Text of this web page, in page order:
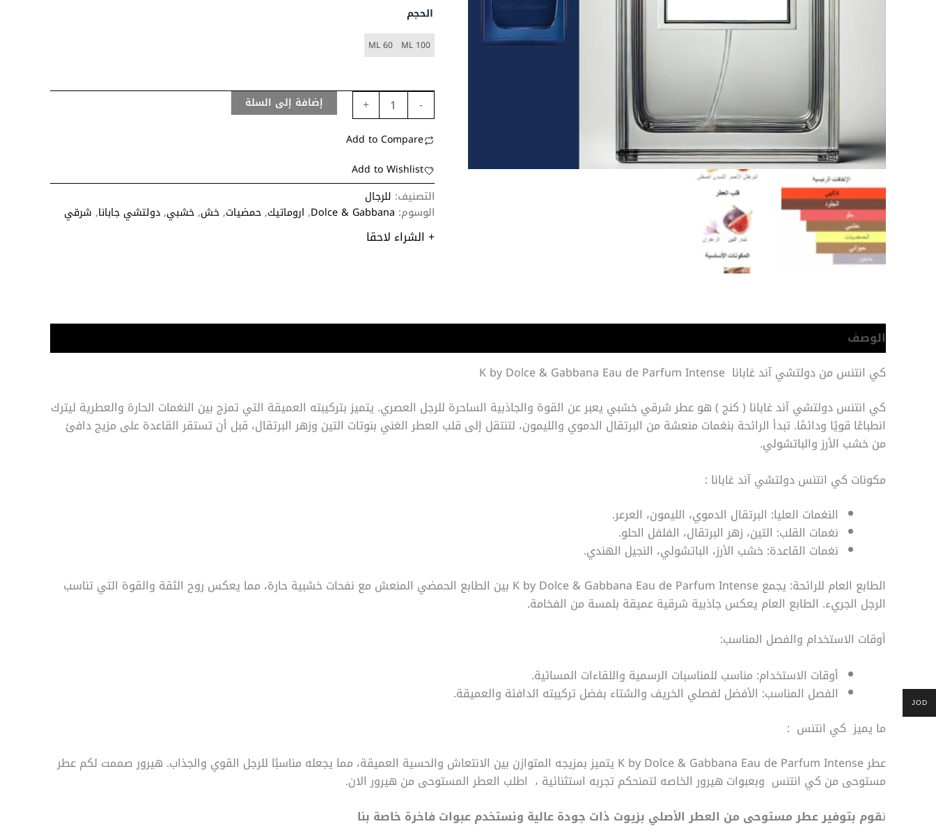
الحجم
100 ML
60 ML
-
+
إضافة إلى السلة
Add to Compare
Add to Wishlist
التصنيف: للرجال
الوسوم: Dolce & Gabbana
, اروماتيك,حمضيات,خش,خشبي,دولتشي جابانا, شرقي
+ الشراء لاحقا
الوصف
كي انتنس من دولتشي آند غابانا K by Dolce & Gabbana Eau de Parfum Intense
كي انتنس دولتشي آند غابانا ( كنج ) هو عطر شرقي خشبي يعبر عن القوة والجاذبية الساحرة للرجل العصري. يتميز بتركيبته العميقة التي تمزج بين النغمات الحارة والعطرية ليترك
انطباعًا قويًا ودائمًا. تبدأ الرائحة بنغمات منعشة من البرتقال الدموي والليمون، لتنتقل إلى قلب العطر الغني بنوتات التين وزهر البرتقال، قبل أن تستقر القاعدة على مزيج دافئ
من خشب الأرز والباتشولي.
مكونات كي انتنس دولتشي آند غابانا :
النغمات العليا: البرتقال الدموي، الليمون، العرعر.
نغمات القلب: التين، زهر البرتقال، الفلفل الحلو.
نغمات القاعدة: خشب الأرز، الباتشولي، النجيل الهندي.
الطابع العام للرائحة: يجمع K by Dolce & Gabbana Eau de Parfum Intense بين الطابع الحمضي المنعش مع نفحات خشبية حارة، مما يعكس روح الثقة والقوة التي تناسب
الرجل الجريء. الطابع العام يعكس جاذبية شرقية عميقة بلمسة من الفخامة.
أوقات الاستخدام والفصل المناسب:
أوقات الاستخدام: مناسب للمناسبات الرسمية واللقاءات المسائية.
الفصل المناسب: الأفضل لفصلي الخريف والشتاء بفضل تركيبته الدافئة والعميقة.
ما يميز كي انتنس :
عطر K by Dolce & Gabbana Eau de Parfum Intense يتميز بمزيجه المتوازن بين الانتعاش والحسية العميقة، مما يجعله مناسبًا للرجل القوي والجذاب. هيرور صممت لكم عطر
مستوحى من كي انتنس وبعبوات هيرور الخاصه لتمنحكم تجربه استثنائية ، اطلب العطر المستوحى من هيرور الان.
نقوم بتوفير عطر مستوحى من العطر الأصلي بزيوت ذات جودة عالية ونستخدم عبوات فاخرة خاصة بنا
JOD